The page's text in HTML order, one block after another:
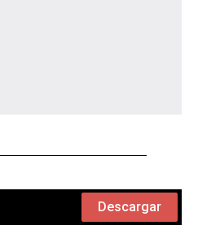
Descargar